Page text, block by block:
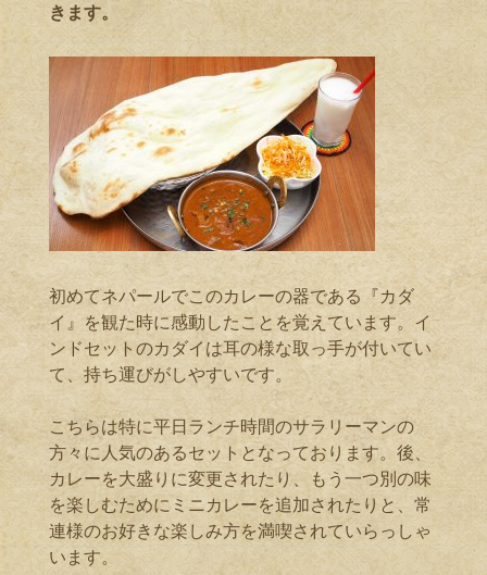
きます。
初めてネパールでこのカレーの器である『カダ
イ』を観た時に感動したことを覚えています。イ
ンドセットのカダイは耳の様な取っ手が付いてい
て、持ち運びがしやすいです。
こちらは特に平日ランチ時間のサラリーマンの
方々に人気のあるセットとなっております。後、
カレーを大盛りに変更されたり、もう一つ別の味
を楽しむためにミニカレーを追加されたりと、常
連様のお好きな楽しみ方を満喫されていらっしゃ
います。